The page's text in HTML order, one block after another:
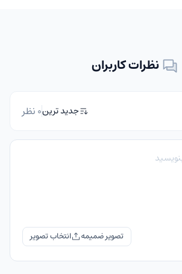
نظرات کاربران
جدید ترین0 نظر
تصویر ضمیمه